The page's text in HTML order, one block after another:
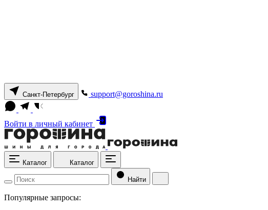
Санкт-Петербург support@goroshina.ru
Войти в личный кабинет
Каталог Каталог
Найти
Популярные запросы: